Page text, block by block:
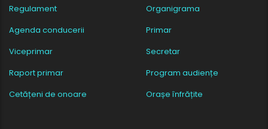
Regulament
Organigrama
Agenda conducerii
Primar
Viceprimar
Secretar
Raport primar
Program audiențe
Cetățeni de onoare
Orașe înfrățite